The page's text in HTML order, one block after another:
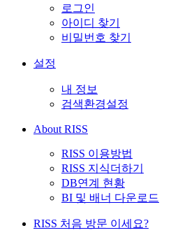
로그인
아이디 찾기
비밀번호 찾기
설정
내 정보
검색환경설정
About RISS
RISS 이용방법
RISS 지식더하기
DB연계 현황
BI 및 배너 다운로드
RISS 처음 방문 이세요?